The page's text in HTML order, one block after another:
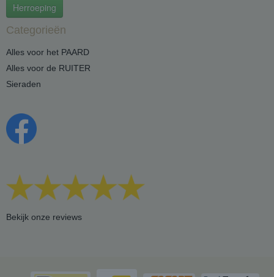
Herroeping
Categorieën
Alles voor het PAARD
Alles voor de RUITER
Sieraden
Bekijk onze reviews